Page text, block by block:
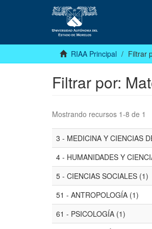
RIAA Principal Filtrar
Filtrar por:
Mostrando recursos 1-8 de 1
3 - MEDICINA Y CIENCIAS
4 - HUMANIDADES Y
5 - CIENCIAS SOCIALES (1)
51 - ANTROPOLOGÍA (1)
61 - PSICOLOGÍA (1)